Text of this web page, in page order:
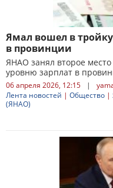
Ямал вошел в
в провинции
ЯНАО занял второе
уровню зарплат в
06 апреля 2026, 12:15 |
Лента новостей | Общество |
(ЯНАО)